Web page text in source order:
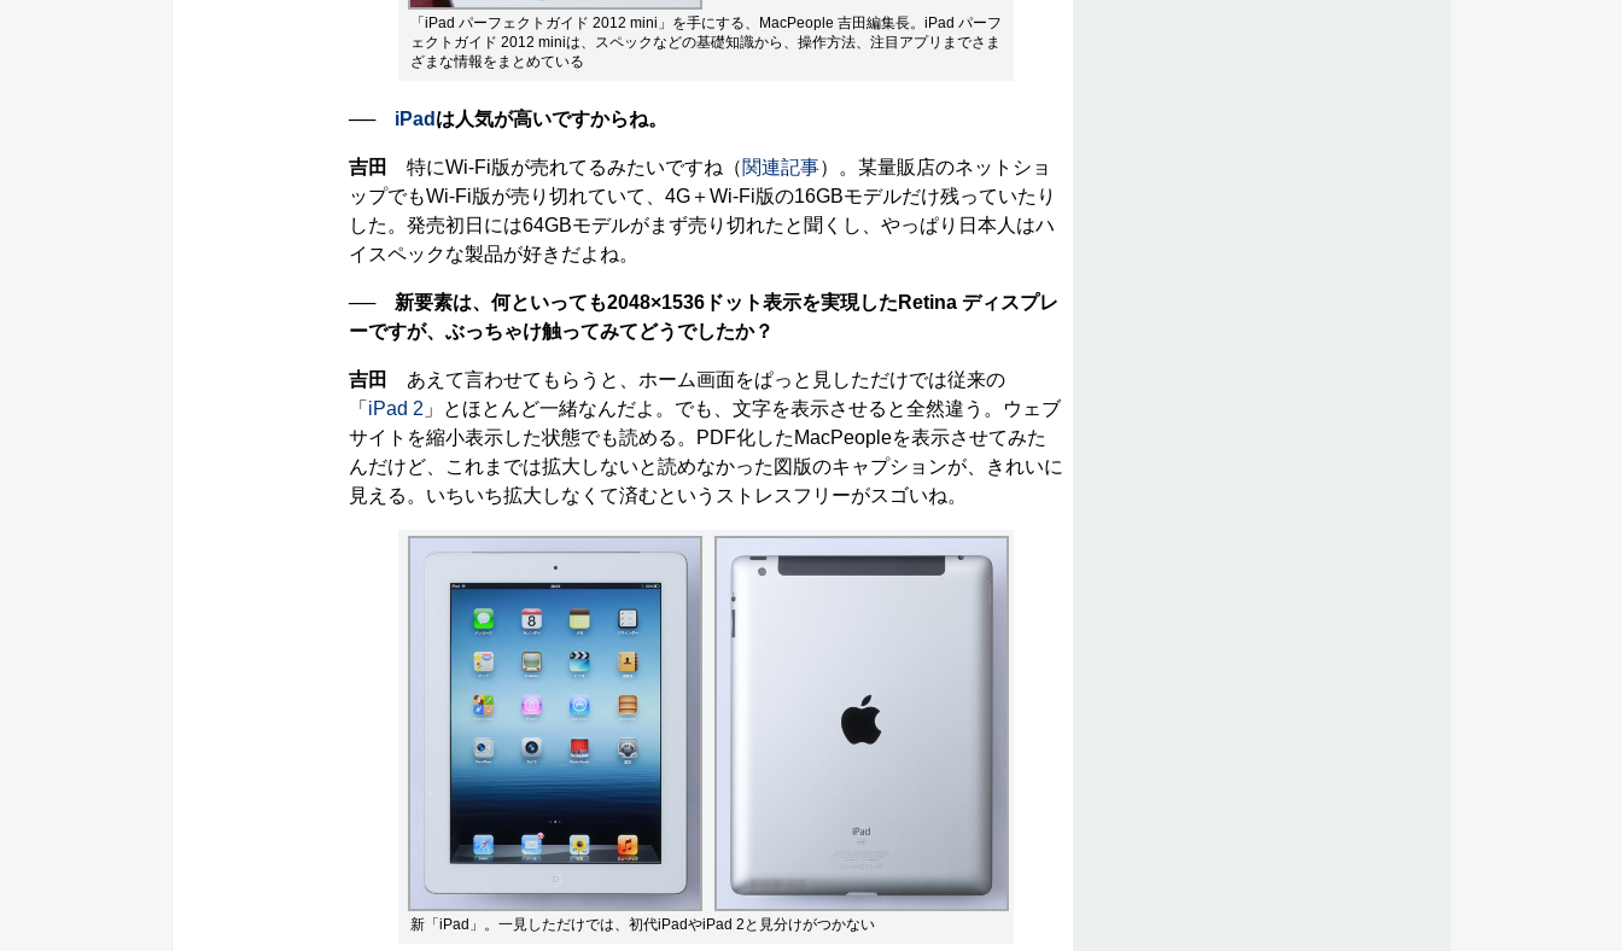
「iPad パーフェクトガイド 2012 mini」を手にする、MacPeople 吉田編集長。iPad パーフ
ェクトガイド 2012 miniは、スペックなどの基礎知識から、操作方法、注目アプリまでさま
ざまな情報をまとめている
── iPad は人気が高いですからね。
吉田 特にWi-Fi版が売れてるみたいですね（関連記事）。某量販店のネットショ
ップでもWi-Fi版が売り切れていて、4G＋Wi-Fi版の16GBモデルだけ残っていたり
した。発売初日には64GBモデルがまず売り切れたと聞くし、やっぱり日本人はハ
イスペックな製品が好きだよね。
── 新要素は、何といっても2048×1536ドット表示を実現したRetina ディスプレ
ーですが、ぶっちゃけ触ってみてどうでしたか？
吉田
あえて言わせてもらうと、ホーム画面をぱっと見しただけでは従来の
「 iPad 2 」とほとんど一緒なんだよ。でも、文字を表示させると全然違う。ウェブ
サイトを縮小表示した状態でも読める。PDF化したMacPeopleを表示させてみた
んだけど、これまでは拡大しないと読めなかった図版のキャプションが、きれいに
見える。いちいち拡大しなくて済むというストレスフリーがスゴいね。
新「iPad」。一見しただけでは、初代iPadやiPad 2と見分けがつかない